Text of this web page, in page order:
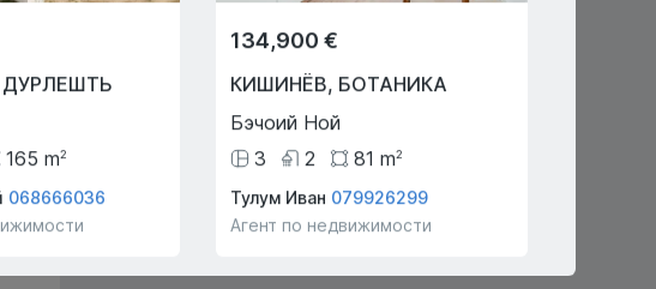
ДУРЛЕШТЬ
165 m2
068666036
134,900 €
КИШИНЁВ, БОТАНИКА
Бэчоий Ной
3
2 81 m2
Тулум Иван 079926299
Агент по недвижимости